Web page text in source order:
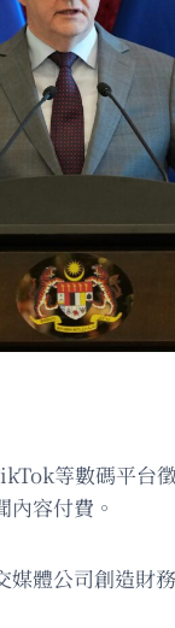
等數碼平台
容付費。
體公司創造